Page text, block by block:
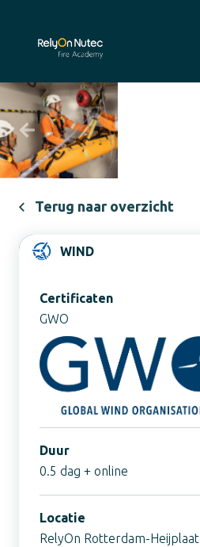
Previous
Terug naar overzicht
WIND
Certificaten
GWO
Duur
0.5 dag + online
Locatie
RelyOn Rotterdam-Heijplaat